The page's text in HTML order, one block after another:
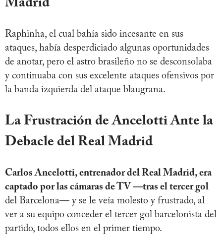
Raphinha, el cual bahía sido incesante en sus
ataques, había desperdiciado algunas oportunidades
de anotar, pero el astro brasileño no se desconsolaba
y continuaba con sus excelente ataques ofensivos por
la banda izquierda del ataque blaugrana.
La Frustración de Ancelotti Ante la
Debacle del Real Madrid
Carlos Ancelotti, entrenador del Real Madrid, era
captado por las cámaras de TV —tras el tercer gol
del Barcelona— y se le veía molesto y frustrado, al
ver a su equipo conceder el tercer gol barcelonista del
partido, todos ellos en el primer tiempo.